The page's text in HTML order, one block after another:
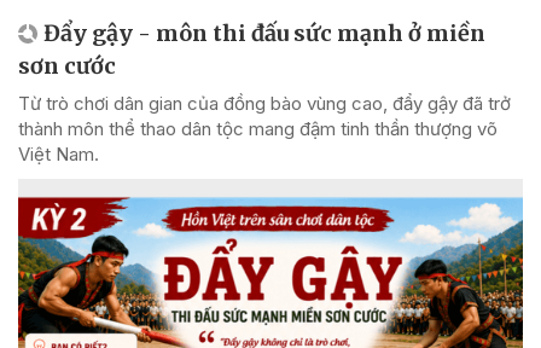
Đẩy gậy - môn thi đấu sức mạnh ở miền
sơn cước
Từ trò chơi dân gian của đồng bào vùng cao, đẩy gậy đã trở
thành môn thể thao dân tộc mang đậm tinh thần thượng võ
Việt Nam.